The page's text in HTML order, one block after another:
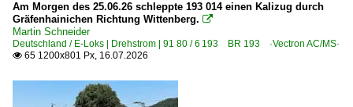
Galerien
2022 Tag der Schiene
Experimente - Anders gesehen
Am Morgen des 25.06.26 schleppte 193 014 einen Kalizug durch
Gräfenhainichen Richtung Wittenberg. 
Martin Schneider
Deutschland / E-Loks | Drehstrom | 91 80 / 6 193 BR 193 ·Vectron AC/MS·
 65 1200x801 Px, 16.07.2026